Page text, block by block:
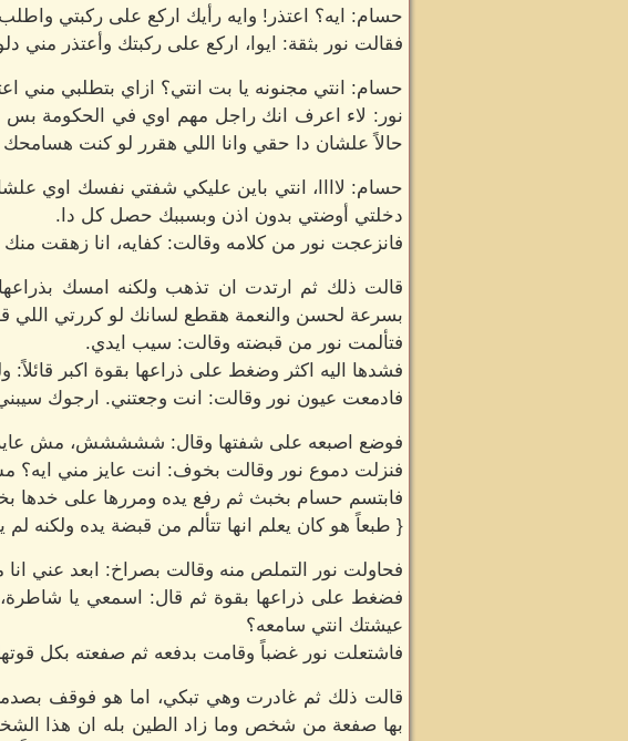
حسام: ايه؟ اعتذر! وايه رأيك اركع على ركبتي
فقالت نور بثقة: ايوا، اركع على ركبتك وأعتذر مني
حسام: انتي مجنونه يا بت انتي؟ ازاي بتطلبي مني
نور: لاء اعرف انك راجل مهم اوي في الحكومة بس
حالاً علشان دا حقي وانا اللي هقرر لو كنت هسامحك
حسام: لاااا، انتي باين عليكي شفتي نفسك اوي
دخلتي أوضتي بدون اذن وبسببك حصل كل دا.
فانزعجت نور من كلامه وقالت: كفايه، انا زهقت
قالت ذلك ثم ارتدت ان تذهب ولكنه امسك
بسرعة لحسن والنعمة هقطع لسانك لو كررتي اللي
فتألمت نور من قبضته وقالت: سيب ايدي.
فشدها اليه اكثر وضغط على ذراعها بقوة اكبر قائلاً:
فادمعت عيون نور وقالت: انت وجعتني. ارجوك
فوضع اصبعه على شفتها وقال: ششششش، مش
فنزلت دموع نور وقالت بخوف: انت عايز مني ايه؟
فابتسم حسام بخبث ثم رفع يده ومررها على خدها
{ طبعاً هو كان يعلم انها تتألم من قبضة يده ولكنه لم
فحاولت نور التملص منه وقالت بصراخ: ابعد عني
فضغط على ذراعها بقوة ثم قال: اسمعي يا شاطرة،
عيشتك انتي سامعه؟
فاشتعلت نور غضباً وقامت بدفعه ثم صفعته بكل قوتها
قالت ذلك ثم غادرت وهي تبكي، اما هو فوقف
بها صفعة من شخص وما زاد الطين بله ان هذا